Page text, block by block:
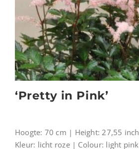
‘Pretty in Pink’
Hoogte: 70 cm | Height: 27,55 inch
Kleur: licht roze | Colour: light pink